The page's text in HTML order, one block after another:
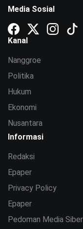
Media Sosial
Kanal
Nanggroe
Politika
Hukum
Ekonomi
Nusantara
Informasi
Redaksi
Epaper
Privacy Policy
Epaper
Pedoman Media Siber